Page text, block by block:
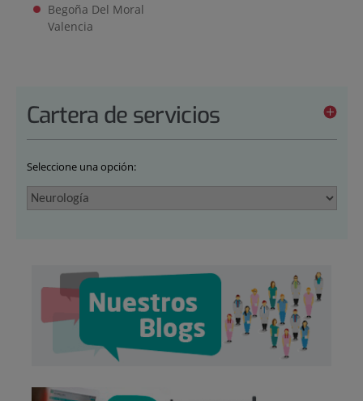
Begoña Del Moral
Valencia
Cartera de servicios
Seleccione una opción: